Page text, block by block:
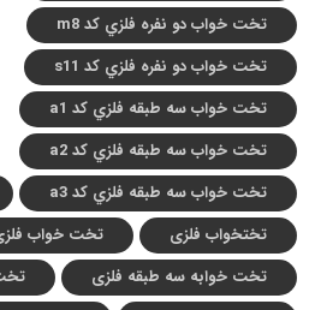
تخت خواب دو نفره فلزي کد m8
تخت خواب دو نفره فلزي کد s11
تخت خواب سه طبقه فلزي کد a1
تخت خواب سه طبقه فلزي کد a2
تخت خواب سه طبقه فلزي کد a3
تختخواب فلزی
تخت خواب
تخت خوابه سه طبقه فلزی